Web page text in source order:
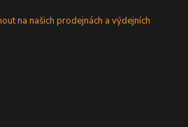
na našich prodejnách a výdejních